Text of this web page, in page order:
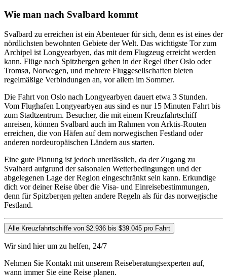
Wie man nach Svalbard kommt
Svalbard zu erreichen ist ein Abenteuer für sich, denn es ist eines der
nördlichsten bewohnten Gebiete der Welt. Das wichtigste Tor zum
Archipel ist Longyearbyen, das mit dem Flugzeug erreicht werden
kann. Flüge nach Spitzbergen gehen in der Regel über Oslo oder
Tromsø, Norwegen, und mehrere Fluggesellschaften bieten
regelmäßige Verbindungen an, vor allem im Sommer.
Die Fahrt von Oslo nach Longyearbyen dauert etwa 3 Stunden.
Vom Flughafen Longyearbyen aus sind es nur 15 Minuten Fahrt bis
zum Stadtzentrum. Besucher, die mit einem Kreuzfahrtschiff
anreisen, können Svalbard auch im Rahmen von Arktis-Routen
erreichen, die von Häfen auf dem norwegischen Festland oder
anderen nordeuropäischen Ländern aus starten.
Eine gute Planung ist jedoch unerlässlich, da der Zugang zu
Svalbard aufgrund der saisonalen Wetterbedingungen und der
abgelegenen Lage der Region eingeschränkt sein kann. Erkundige
dich vor deiner Reise über die Visa- und Einreisebestimmungen,
denn für Spitzbergen gelten andere Regeln als für das norwegische
Festland.
Alle Kreuzfahrtschiffe von $2.936 bis $39.045 pro Fahrt
Wir sind hier um zu helfen, 24/7
Nehmen Sie Kontakt mit unserem Reiseberatungsexperten auf,
wann immer Sie eine Reise planen.